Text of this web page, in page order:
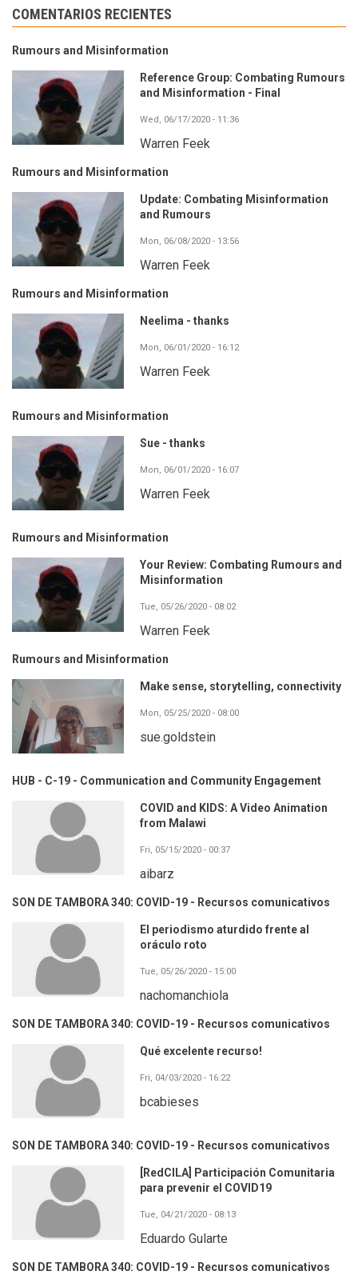
COMENTARIOS RECIENTES
Rumours and Misinformation
Reference Group: Combating Rumours
and Misinformation - Final
Wed, 06/17/2020 - 11:36
Warren Feek
Rumours and Misinformation
Update: Combating Misinformation
and Rumours
Mon, 06/08/2020 - 13:56
Warren Feek
Rumours and Misinformation
Neelima - thanks
Mon, 06/01/2020 - 16:12
Warren Feek
Rumours and Misinformation
Sue - thanks
Mon, 06/01/2020 - 16:07
Warren Feek
Rumours and Misinformation
Your Review: Combating Rumours and
Misinformation
Tue, 05/26/2020 - 08:02
Warren Feek
Rumours and Misinformation
Make sense, storytelling, connectivity
Mon, 05/25/2020 - 08:00
sue.goldstein
HUB - C-19 - Communication and Community Engagement
COVID and KIDS: A Video Animation
from Malawi
Fri, 05/15/2020 - 00:37
aibarz
SON DE TAMBORA 340: COVID-19 - Recursos comunicativos
El periodismo aturdido frente al
oráculo roto
Tue, 05/26/2020 - 15:00
nachomanchiola
SON DE TAMBORA 340: COVID-19 - Recursos comunicativos
Qué excelente recurso!
Fri, 04/03/2020 - 16:22
bcabieses
SON DE TAMBORA 340: COVID-19 - Recursos comunicativos
[RedCILA] Participación Comunitaria
para prevenir el COVID19
Tue, 04/21/2020 - 08:13
Eduardo Gularte
SON DE TAMBORA 340: COVID-19 - Recursos comunicativos